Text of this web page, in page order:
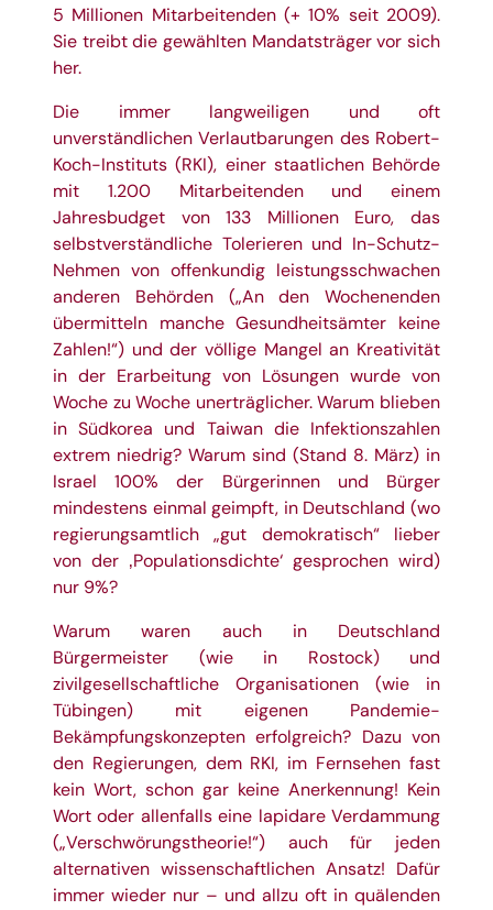
5 Millionen Mitarbeitenden (+ 10% seit 2009).
Sie treibt die gewählten Mandatsträger vor sich
her.
Die immer langweiligen und oft
unverständlichen Verlautbarungen des Robert-
Koch-Instituts (RKI), einer staatlichen Behörde
mit 1.200 Mitarbeitenden und einem
Jahresbudget von 133 Millionen Euro, das
selbstverständliche Tolerieren und In-Schutz-
Nehmen von offenkundig leistungsschwachen
anderen Behörden („An den Wochenenden
übermitteln manche Gesundheitsämter keine
Zahlen!“) und der völlige Mangel an Kreativität
in der Erarbeitung von Lösungen wurde von
Woche zu Woche unerträglicher. Warum blieben
in Südkorea und Taiwan die Infektionszahlen
extrem niedrig? Warum sind (Stand 8. März) in
Israel 100% der Bürgerinnen und Bürger
mindestens einmal geimpft, in Deutschland (wo
regierungsamtlich „gut demokratisch“ lieber
von der ‚Populationsdichte‘ gesprochen wird)
nur 9%?
Warum waren auch in Deutschland
Bürgermeister (wie in Rostock) und
zivilgesellschaftliche Organisationen (wie in
Tübingen) mit eigenen Pandemie-
Bekämpfungskonzepten erfolgreich? Dazu von
den Regierungen, dem RKI, im Fernsehen fast
kein Wort, schon gar keine Anerkennung! Kein
Wort oder allenfalls eine lapidare Verdammung
(„Verschwörungstheorie!“) auch für jeden
alternativen wissenschaftlichen Ansatz! Dafür
immer wieder nur – und allzu oft in quälenden